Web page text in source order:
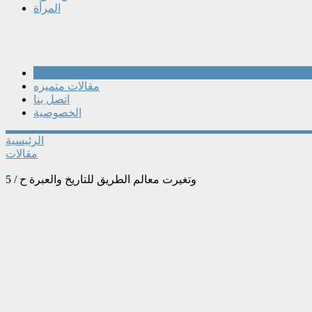
المرأة
مقالات متميزه
اتصل بنا
الخصوصية
الرئيسية
مقالات
وتغيرت معالم الطريق للتاريخ والعبرة ح / 5